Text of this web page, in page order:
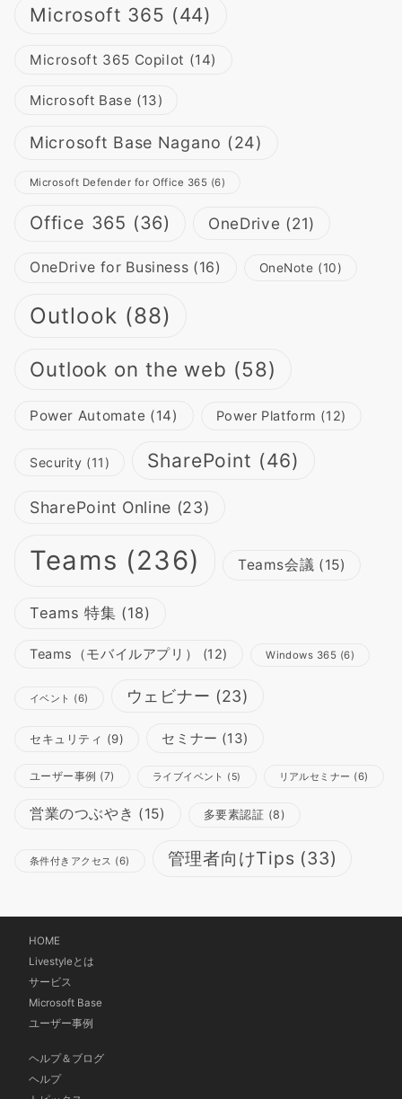
Microsoft 365 (44)
Microsoft 365 Copilot (14)
Microsoft Base (13)
Microsoft Base Nagano (24)
Microsoft Defender for Office 365 (6)
Office 365 (36) OneDrive (21)
OneDrive for Business (16) OneNote (10)
Outlook (88)
Outlook on the web (58)
Power Automate (14) Power Platform (12)
Security (11) SharePoint (46)
SharePoint Online (23)
Teams (236) Teams会議 (15)
Teams 特集 (18)
Teams（モバイルアプリ） (12) Windows 365 (6)
イベント (6) ウェビナー (23)
セキュリティ (9) セミナー (13)
ユーザー事例 (7) ライブイベント (5) リアルセミナー (6)
営業のつぶやき (15) 多要素認証 (8)
条件付きアクセス (6) 管理者向けTips (33)
HOME
Livestyleとは
サービス
Microsoft Base
ユーザー事例
ヘルプ＆ブログ
ヘルプ